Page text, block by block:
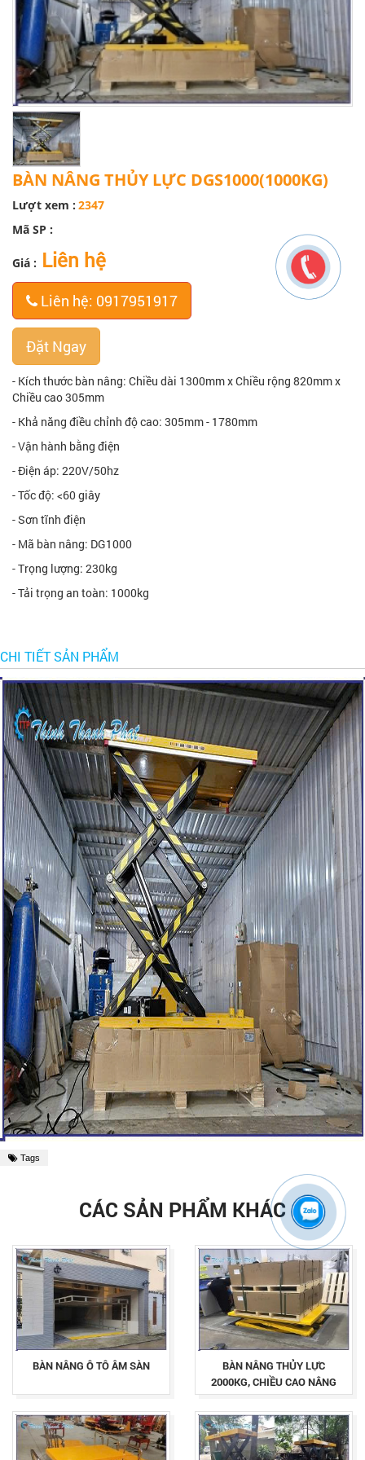
BÀN NÂNG THỦY LỰC DGS1000(1000KG)
Lượt xem : 2347
Mã SP :
Giá : Liên hệ
Liên hệ: 0917951917
Đặt Ngay
- Kích thước bàn nâng: Chiều dài 1300mm x Chiều rộng 820mm x
Chiều cao 305mm
- Khả năng điều chỉnh độ cao: 305mm - 1780mm
- Vận hành bằng điện
- Điện áp: 220V/50hz
- Tốc độ: <60 giây
- Sơn tĩnh điện
- Mã bàn nâng: DG1000
- Trọng lượng: 230kg
- Tải trọng an toàn: 1000kg
CHI TIẾT SẢN PHẨM
Tags
CÁC SẢN PHẨM KHÁC
BÀN NÂNG Ô TÔ ÂM SÀN
BÀN NÂNG THỦY LỰC
2000KG, CHIỀU CAO NÂNG
1,2M